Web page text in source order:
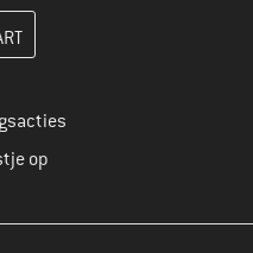
de volgende stap je
op